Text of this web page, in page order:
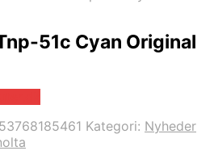
51c Cyan Original
Kategori: Nyheder